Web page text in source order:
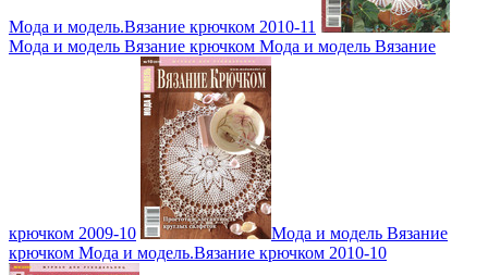
Мода и модель.Вязание крючком 2010-11
Мода и модель Вязание крючком Мода и модель Вязание
крючком 2009-10
Мода и модель Вязание
крючком Мода и модель.Вязание крючком 2010-10